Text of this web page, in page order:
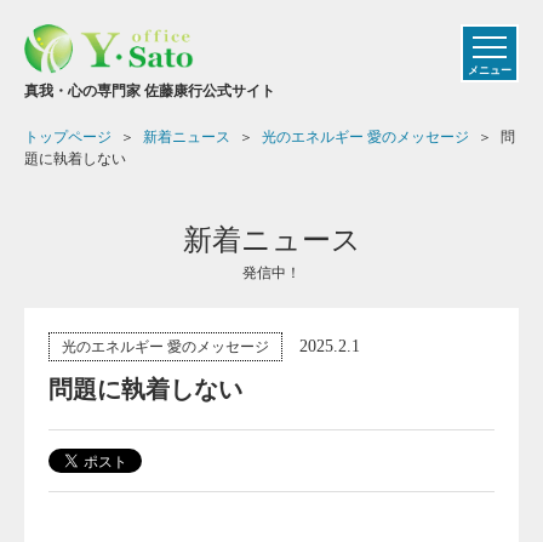
真我・心の専門家 佐藤康行公式サイト
メニュー
トップページ 新着ニュース 光のエネルギー 愛のメッセージ
問
題に執着しない
新着ニュース
発信中！
光のエネルギー 愛のメッセージ 2025.2.1
問題に執着しない